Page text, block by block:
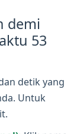
demi
53
detik yang
Untuk